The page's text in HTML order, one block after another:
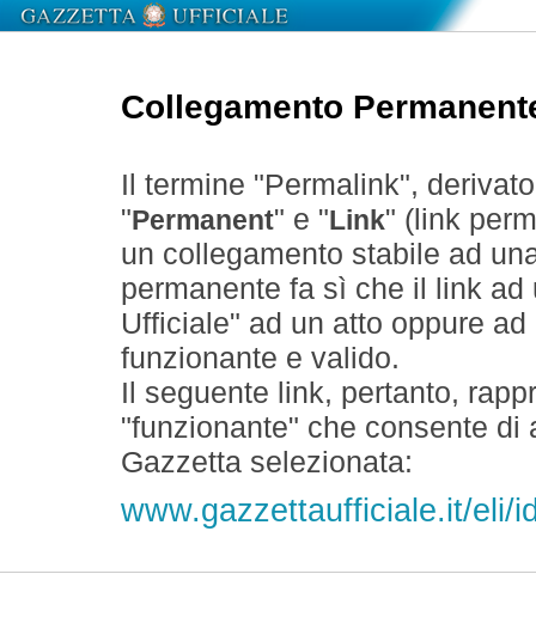
Collegamento
Il termine "Permalink",
" Permanent" e " Link" (link
un collegamento stabile ad
permanente fa sì che il link
Ufficiale" ad un atto oppure
funzionante e valido.
Il seguente link, pertanto,
"funzionante" che consente
Gazzetta selezionata:
www.gazzettaufficiale.it/eli/